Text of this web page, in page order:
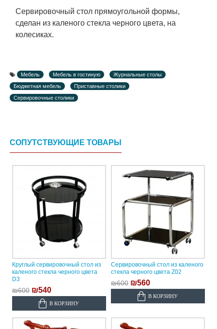
Сервировочный стол прямоугольной формы,
сделан из каленого стекла черного цвета, на
колесиках.
Мебель Мебель в гостиную
Журнальные столы
Бюджетная мебель
Приставные столики
Сервировочные столики
СОПУТСТВУЮЩИЕ ТОВАРЫ
Круглый сервировочный стол из
каленого стекла черного цвета
D3
₪600 ₪540
В КОРЗИНУ
Сервировочный стол из каленого
стекла черного цвета Z02
₪600 ₪560
В КОРЗИНУ